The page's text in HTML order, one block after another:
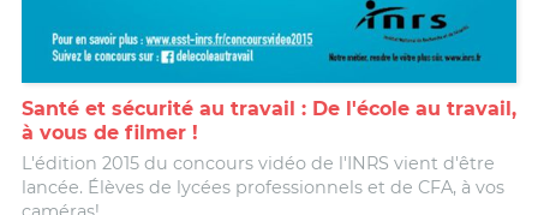
Santé et sécurité au travail : De l'école au travail,
à vous de filmer !
L'édition 2015 du concours vidéo de l'INRS vient d'être
lancée. Élèves de lycées professionnels et de CFA, à vos